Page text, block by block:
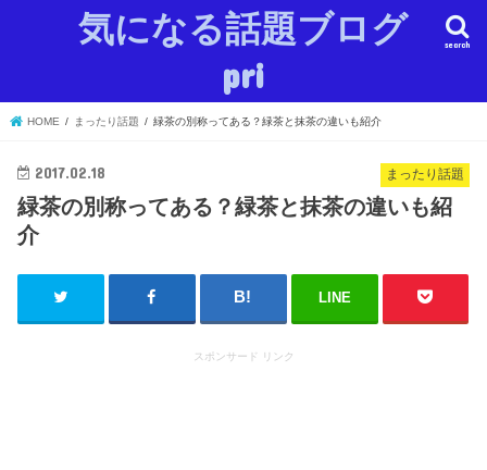
気になる話題ブログ
pri
search
HOME まったり話題 緑茶の別称ってある？緑茶と抹茶の違いも紹介
まったり話題
2017.02.18
緑茶の別称ってある？緑茶と抹茶の違いも紹
介
LINE
スポンサード リンク